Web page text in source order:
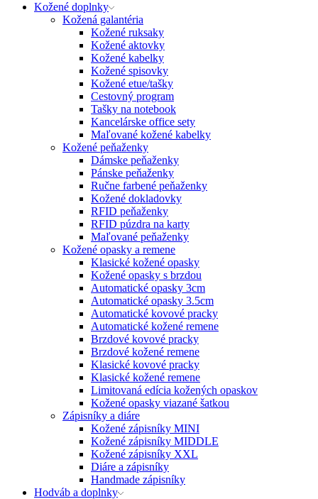
Kožené doplnky
Kožená galantéria
Kožené ruksaky
Kožené aktovky
Kožené kabelky
Kožené spisovky
Kožené etue/tašky
Cestovný program
Tašky na notebook
Kancelárske office sety
Maľované kožené kabelky
Kožené peňaženky
Dámske peňaženky
Pánske peňaženky
Ručne farbené peňaženky
Kožené dokladovky
RFID peňaženky
RFID púzdra na karty
Maľované peňaženky
Kožené opasky a remene
Klasické kožené opasky
Kožené opasky s brzdou
Automatické opasky 3cm
Automatické opasky 3.5cm
Automatické kovové pracky
Automatické kožené remene
Brzdové kovové pracky
Brzdové kožené remene
Klasické kovové pracky
Klasické kožené remene
Limitovaná edícia kožených opaskov
Kožené opasky viazané šatkou
Zápisníky a diáre
Kožené zápisníky MINI
Kožené zápisníky MIDDLE
Kožené zápisníky XXL
Diáre a zápisníky
Handmade zápisníky
Hodváb a doplnky